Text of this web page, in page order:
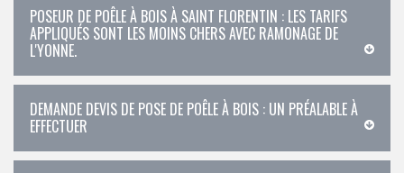
POSEUR DE POÊLE À BOIS À SAINT FLORENTIN : LES TARIFS
APPLIQUÉS SONT LES MOINS CHERS AVEC RAMONAGE DE
L'YONNE.
DEMANDE DEVIS DE POSE DE POÊLE À BOIS : UN PRÉALABLE À
EFFECTUER